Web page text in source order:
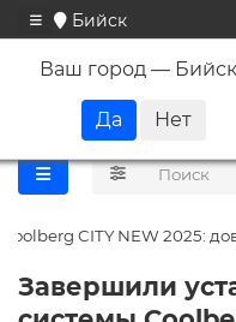
Бийск
Ваш город — Бийск
CITY NEW 2025:
Завершили